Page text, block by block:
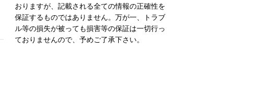
おりますが、記載される全ての情報の正確性を
保証するものではありません。万が一、トラブ
ル等の損失が被っても損害等の保証は一切行っ
ておりませんので、予めご了承下さい。